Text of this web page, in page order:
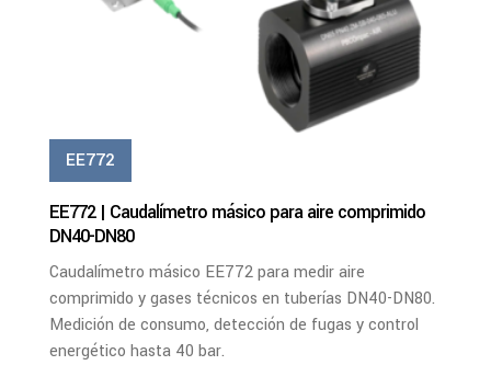
EE772
EE772 | Caudalímetro másico para aire comprimido
DN40-DN80
Caudalímetro másico EE772 para medir aire
comprimido y gases técnicos en tuberías DN40-DN80.
Medición de consumo, detección de fugas y control
energético hasta 40 bar.